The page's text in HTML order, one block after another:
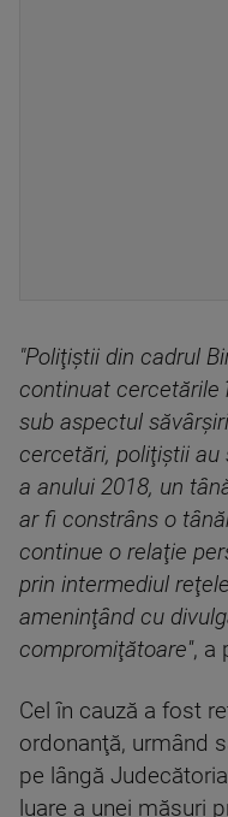
"Poliţiştii din cadrul
continuat cercetările
sub aspectul
cercetări, poliţiştii au
a anului 2018, un
ar fi constrâns o
continue o relaţie
prin intermediul
ameninţând cu
compromiţătoare'', a
Cel în cauză a fost
ordonanţă, urmând
pe lângă
luare a unei măsuri